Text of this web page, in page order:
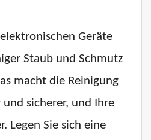
Geräte
Staub und Schmutz
macht die Reinigung
sicherer, und Ihre
Legen Sie sich eine